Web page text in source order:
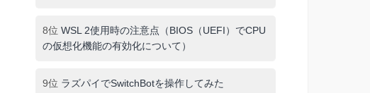
8位 WSL 2使用時の注意点（BIOS（UEFI）でCPU
の仮想化機能の有効化について）
9位 ラズパイでSwitchBotを操作してみた